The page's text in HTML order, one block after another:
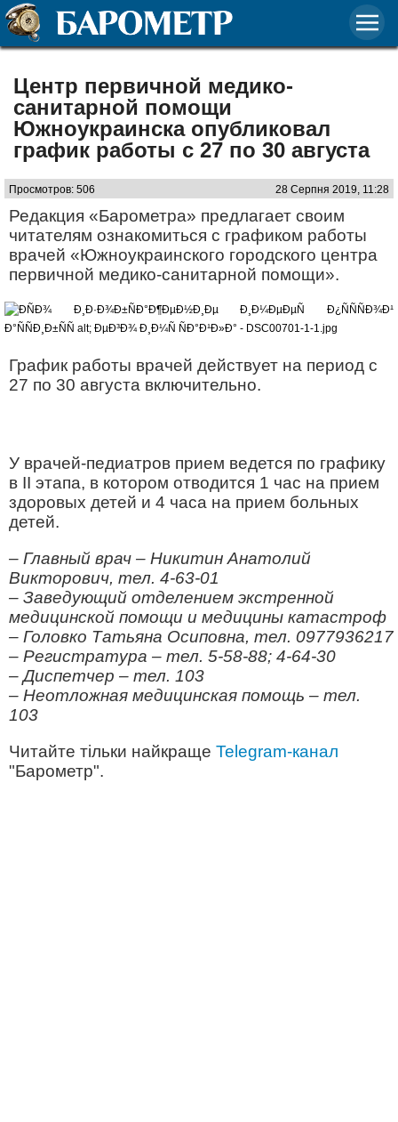
Центр первичной медико-
санитарной помощи
Южноукраинска опубликовал
график работы с 27 по 30 августа
Просмотров: 506 28 Серпня 2019, 11:28
Редакция «Барометра» предлагает своим
читателям ознакомиться с графиком работы
врачей «Южноукраинского городского центра
первичной медико-санитарной помощи».
График работы врачей действует на период с
27 по 30 августа включительно.
У врачей-педиатров прием ведется по графику
в II этапа, в котором отводится 1 час на прием
здоровых детей и 4 часа на прием больных
детей.
– Главный врач – Никитин Анатолий
Викторович, тел. 4-63-01
– Заведующий отделением экстренной
медицинской помощи и медицины катастроф
– Головко Татьяна Осиповна, тел. 0977936217
– Регистратура – тел. 5-58-88; 4-64-30
– Диспетчер – тел. 103
– Неотложная медицинская помощь – тел.
103
Читайте тільки найкраще Telegram-канал
"Барометр".